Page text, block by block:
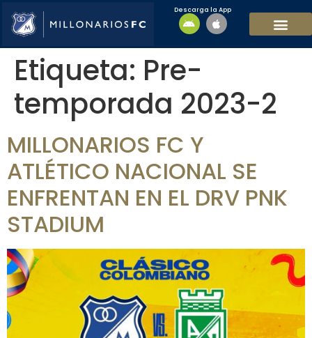
Descarga la App
Etiqueta: Pre-
temporada 2023-2
MILLONARIOS FC Y
ATLÉTICO NACIONAL SE
ENFRENTAN EN EL DRV PNK
STADIUM